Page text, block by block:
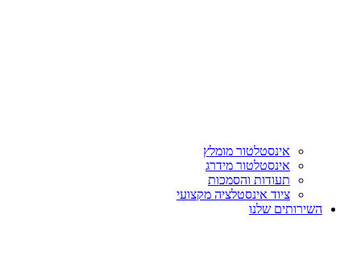
אינסטלטור מומלץ
אינסטלטור מידרג
תעודות והסמכות
ציוד אינסטלציה מקצועי
השירותים שלנו